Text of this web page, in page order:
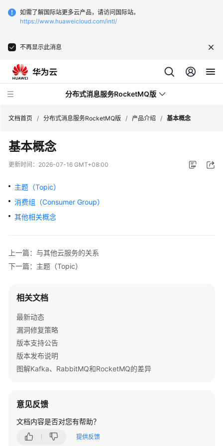
如需了解国际站更多云产品，请访问国际站。
https://www.huaweicloud.com/intl/
不再显示此消息
分布式消息服务RocketMQ版
最
新
态
服
务
产
品
绍
图
解
Kafka、
和
RocketMQ
异
什
么
文档首页 / 分布式消息服务RocketMQ版 / 产品介绍 / 基本概念
基本概念
更新时间： 2026-07-16 GMT+08:00
主题（Topic）
消费组（Consumer Group）
其他相关概念
上一篇：与其他云服务的关系
下一篇：主题（Topic）
相关文档
最新动态
漏洞修复策略
版本支持公告
版本发布说明
图解Kafka、RabbitMQ和RocketMQ的差异
意见反馈
文档内容是否对您有帮助？
提供反馈